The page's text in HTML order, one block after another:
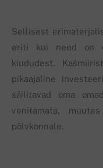
Sellisest
eriti kui need on
kiududest.
pikaajaline
säilitavad oma
venitamata,
põlvkonnale.